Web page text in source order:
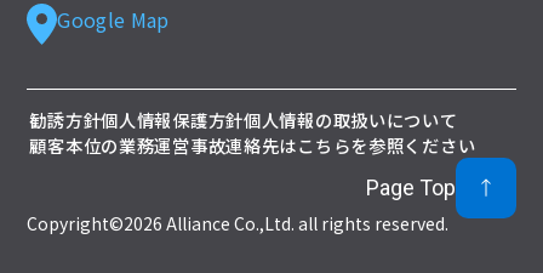
Google Map
勧誘方針個人情報保護方針個人情報の取扱いについて
顧客本位の業務運営事故連絡先はこちらを参照ください
Page Top
Copyright©2026 Alliance Co.,Ltd. all rights reserved.